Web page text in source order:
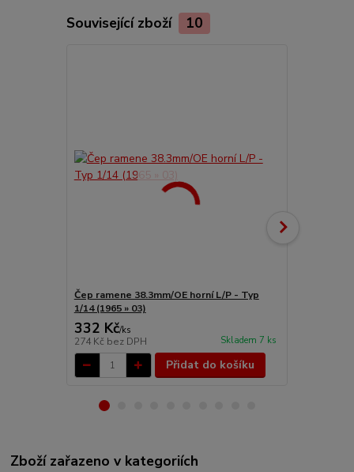
Související zboží 10
Čep ramene 38.3mm/OE horní L/P - Typ
1/14 (1965 » 03)
332 Kč/ks
274 Kč bez DPH Skladem 7 ks
Přidat do košíku
Zboží zařazeno v kategoriích